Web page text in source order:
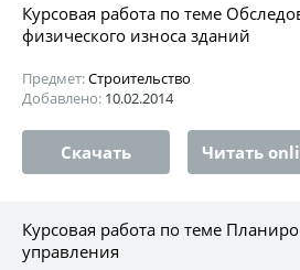
Курсовая работа по теме
физического износа зданий
Предмет:Строительство
Добавлено: 10.02.2014
Скачать Читать
Курсовая работа по теме
управления